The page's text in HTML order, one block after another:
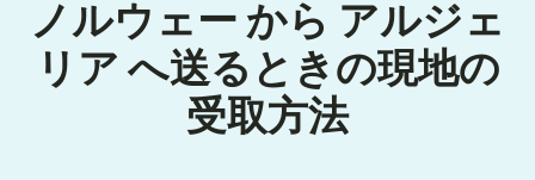
ノルウェー から アルジェ
リア へ送るときの現地の
受取方法